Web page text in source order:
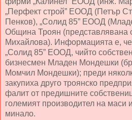
„Перфект строй” ЕООД (Петър
Пенков), „Солид 85” ЕООД
Община Троян (представлявана
Михайлова). Информацията е, че
„Солид 85” ЕООД, чийто
бизнесмен Младен Мондешки
Момчил Мондешки); преди
закупиха друго троянско
фалит от предишните
големият производител на маси
минало.